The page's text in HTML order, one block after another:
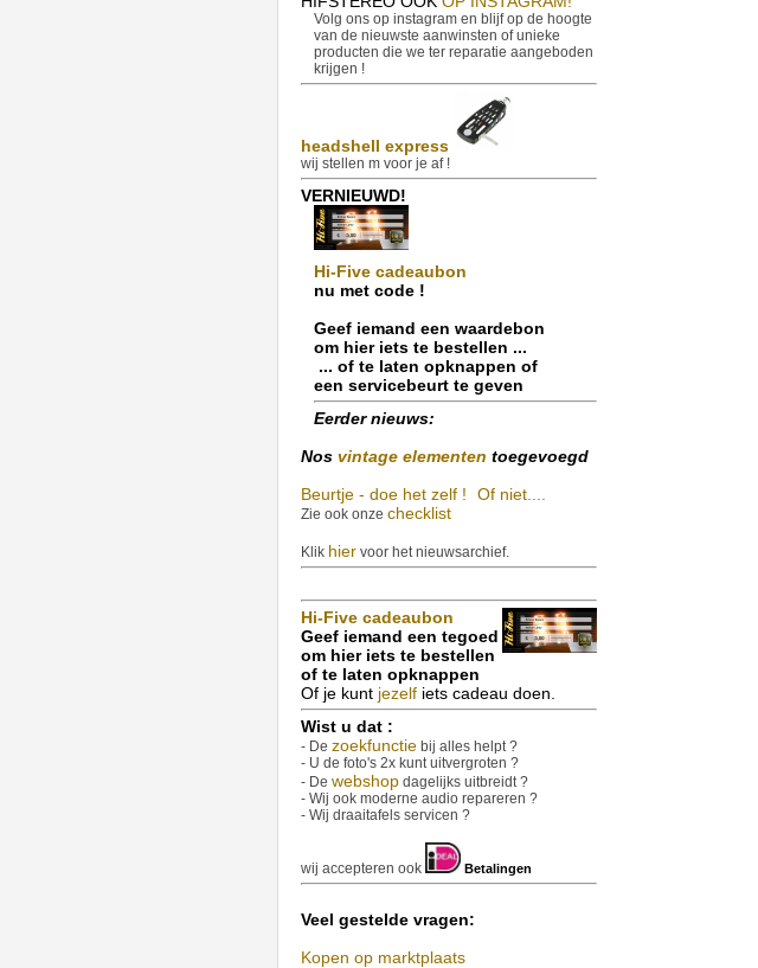
Volg ons op instagram en blijf op de hoogte
van de nieuwste aanwinsten of unieke
producten die we ter reparatie aangeboden
krijgen !
headshell express
wij stellen m voor je af !
VERNIEUWD!
Hi-Five cadeaubon
nu met code !
Geef iemand een waardebon
om hier iets te bestellen ...
... of te laten opknappen of
een servicebeurt te geven
Eerder nieuws:
Nos vintage elementen toegevoegd
Beurtje - doe het zelf !
Of niet....
Zie ook onze checklist
Klik hier voor het nieuwsarchief.
Hi-Five cadeaubon
Geef iemand een tegoed
om hier iets te bestellen
of te laten opknappen
Of je kunt jezelf iets cadeau doen.
Wist u dat :
- De zoekfunctie bij alles helpt ?
- U de foto's 2x kunt uitvergroten ?
- De webshop dagelijks uitbreidt ?
- Wij ook moderne audio repareren ?
- Wij draaitafels servicen ?
wij accepteren ook Betalingen
Veel gestelde vragen:
Kopen op marktplaats